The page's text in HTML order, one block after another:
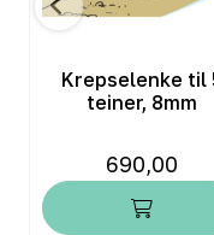
Krepselenke til
teiner, 8mm
690,00